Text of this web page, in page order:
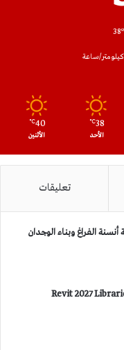
38
℃
الأحد
40
℃
الأثنين
تعليقات
الفراغ وبناء الوجدان